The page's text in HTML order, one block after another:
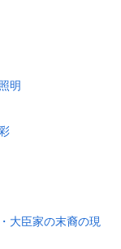
明
大臣家の末裔の現